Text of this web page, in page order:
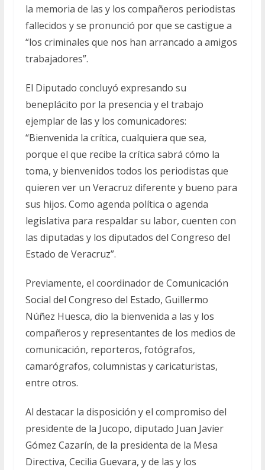
la memoria de las y los compañeros periodistas
fallecidos y se pronunció por que se castigue a
“los criminales que nos han arrancado a amigos
trabajadores”.
El Diputado concluyó expresando su
beneplácito por la presencia y el trabajo
ejemplar de las y los comunicadores:
“Bienvenida la crítica, cualquiera que sea,
porque el que recibe la crítica sabrá cómo la
toma, y bienvenidos todos los periodistas que
quieren ver un Veracruz diferente y bueno para
sus hijos. Como agenda política o agenda
legislativa para respaldar su labor, cuenten con
las diputadas y los diputados del Congreso del
Estado de Veracruz”.
Previamente, el coordinador de Comunicación
Social del Congreso del Estado, Guillermo
Núñez Huesca, dio la bienvenida a las y los
compañeros y representantes de los medios de
comunicación, reporteros, fotógrafos,
camarógrafos, columnistas y caricaturistas,
entre otros.
Al destacar la disposición y el compromiso del
presidente de la Jucopo, diputado Juan Javier
Gómez Cazarín, de la presidenta de la Mesa
Directiva, Cecilia Guevara, y de las y los